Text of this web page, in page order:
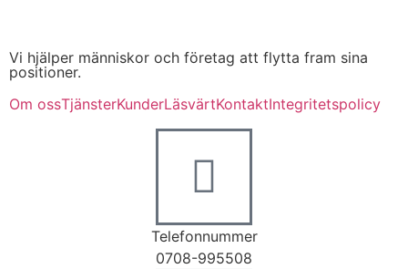
Vi hjälper människor och företag att flytta fram sina
positioner.
Om ossTjänsterKunderLäsvärtKontaktIntegritetspolicy
Telefonnummer
0708-995508